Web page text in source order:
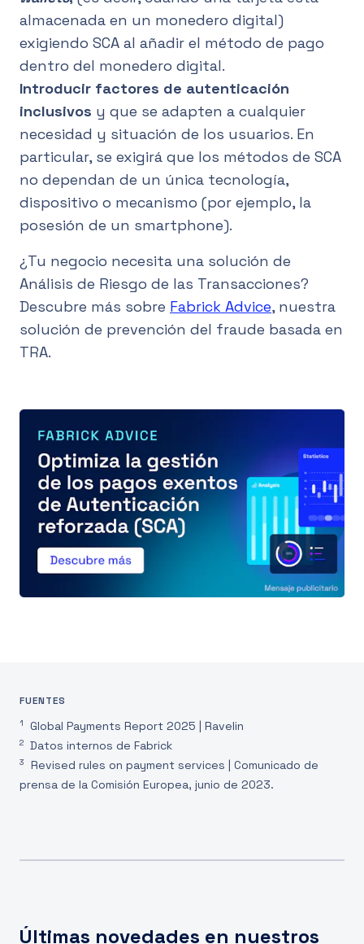
almacenada en un monedero digital)
exigiendo SCA al añadir el método de pago
dentro del monedero digital.
Introducir factores de autenticación
inclusivos y que se adapten a cualquier
necesidad y situación de los usuarios. En
particular, se exigirá que los métodos de SCA
no dependan de un única tecnología,
dispositivo o mecanismo (por ejemplo, la
posesión de un smartphone).
¿Tu negocio necesita una solución de
Análisis de Riesgo de las Transacciones?
Descubre más sobre Fabrick Advice, nuestra
solución de prevención del fraude basada en
TRA.
FUENTES
1 Global Payments Report 2025 | Ravelin
2 Datos internos de Fabrick
3
Revised rules on payment services | Comunicado de
prensa de la Comisión Europea, junio de 2023.
Últimas novedades en nuestros